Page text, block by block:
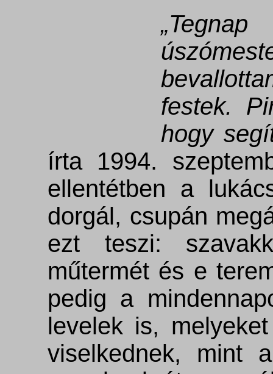
festek.
hogy
írta 1994.
ellentétben a
dorgál, csupán
ezt teszi:
műtermét és e
pedig a
levelek is,
viselkednek, mint